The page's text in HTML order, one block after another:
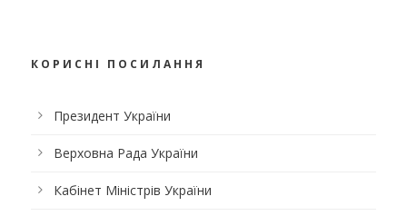
КОРИСНІ ПОСИЛАННЯ
Президент України
Верховна Рада України
Кабінет Міністрів України